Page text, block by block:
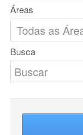
Áreas
Busca